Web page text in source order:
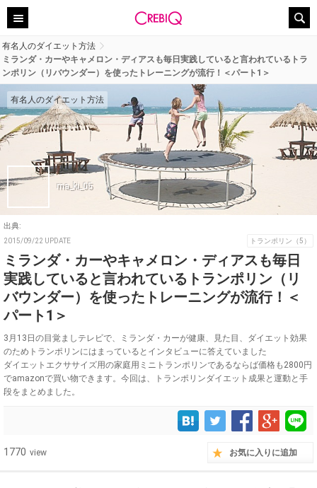
有名人のダイエット方法
ミランダ・カーやキャメロン・ディアスも毎日実践していると言われているトラ
ンポリン（リバウンダー）を使ったトレーニングが流行！＜パート1＞
有名人のダイエット方法
ma_ki_05
出典:
2015/09/22 UPDATE トランポリン（5）
ミランダ・カーやキャメロン・ディアスも毎日
実践していると言われているトランポリン（リ
バウンダー）を使ったトレーニングが流行！＜
パート1＞
3月13日の目覚ましテレビで、ミランダ・カーが健康、見た目、ダイエット効果
のためトランポリンにはまっているとインタビューに答えていました
ダイエットエクササイズ用の家庭用ミニトランポリンであるならば価格も2800円
でamazonで買い物できます。今回は、トランポリンダイエット成果と運動と手
段をまとめました。
1770 view お気に入りに追加